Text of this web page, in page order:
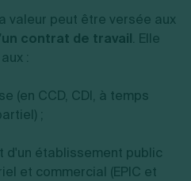
valeur peut être versée aux
contrat de travail. Elle
:
(en CCD, CDI, à temps
;
d'un établissement public
et commercial (EPIC et